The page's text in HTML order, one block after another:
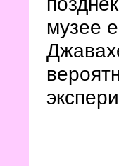
музее